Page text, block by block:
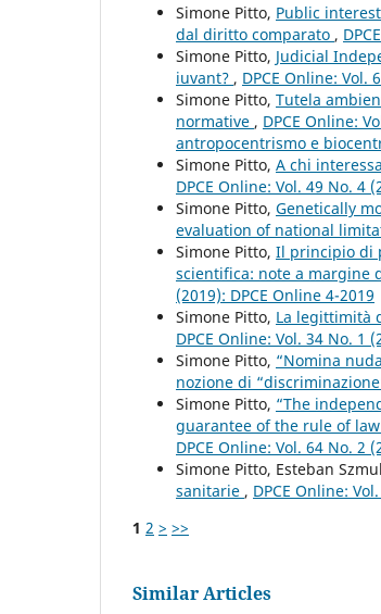
Simone Pitto, Public
dal diritto comparato ,
Simone Pitto, Judicial
iuvant? , DPCE Online: Vol.
Simone Pitto, Tutela
normative , DPCE Online:
antropocentrismo e
Simone Pitto, A chi
DPCE Online: Vol. 49 No. 4
Simone Pitto, Genetically
evaluation of national
Simone Pitto, Il principio di
scientifica: note a margine
(2019): DPCE Online 4-2019
Simone Pitto, La legittimità
DPCE Online: Vol. 34 No. 1
Simone Pitto, “Nomina
nozione di
Simone Pitto, “The
guarantee of the rule of
DPCE Online: Vol. 64 No. 2
Simone Pitto, Esteban
sanitarie , DPCE Online:
1 2 > >>
Similar Articles